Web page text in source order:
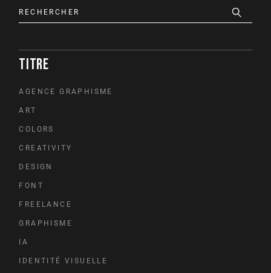
TITRE
AGENCE GRAPHISME
ART
COLORS
CREATIVITY
DESIGN
FONT
FREELANCE
GRAPHISME
IA
IDENTITÉ VISUELLE